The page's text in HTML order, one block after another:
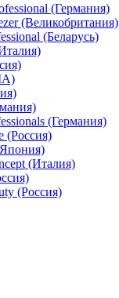
(Германия)
(Великобритания)
(Беларусь)
(Германия)
(Россия)
(Италия)
(Россия)